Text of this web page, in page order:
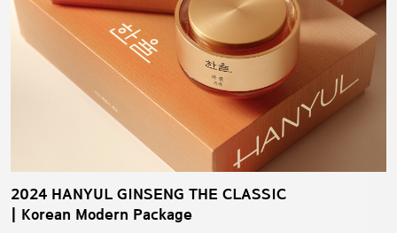
2024 HANYUL GINSENG THE CLASSIC
| Korean Modern Package